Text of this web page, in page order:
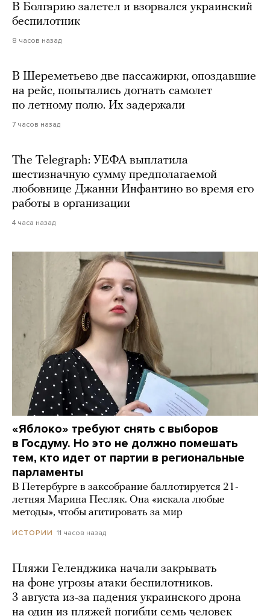
В Болгарию залетел и взорвался украинский
беспилотник
8 часов назад
В Шереметьево две пассажирки, опоздавшие
на рейс, попытались догнать самолет
по летному полю. Их задержали
7 часов назад
The Telegraph: УЕФА выплатила
шестизначную сумму предполагаемой
любовнице Джанни Инфантино во время его
работы в организации
4 часа назад
«Яблоко» требуют снять с выборов
в Госдуму. Но это не должно помешать
тем, кто идет от партии в региональные
парламенты
В Петербурге в заксобрание баллотируется 21-
летняя Марина Песляк. Она «искала любые
методы», чтобы агитировать за мир
ИСТОРИИ 11 часов назад
Пляжи Геленджика начали закрывать
на фоне угрозы атаки беспилотников.
3 августа из-за падения украинского дрона
на один из пляжей погибли семь человек